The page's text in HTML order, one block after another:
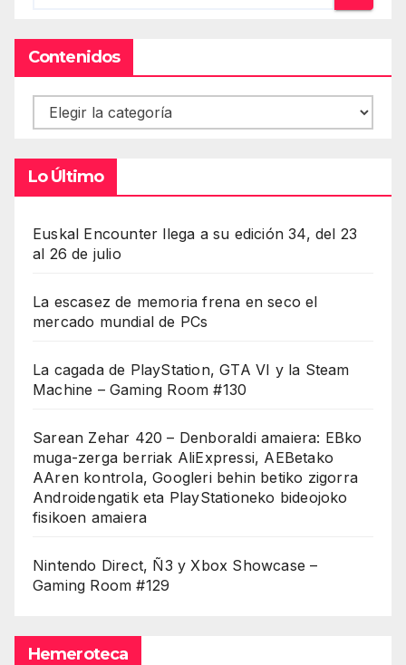
Contenidos
Contenidos
Lo Último
Euskal Encounter llega a su edición 34, del 23
al 26 de julio
La escasez de memoria frena en seco el
mercado mundial de PCs
La cagada de PlayStation, GTA VI y la Steam
Machine – Gaming Room #130
Sarean Zehar 420 – Denboraldi amaiera: EBko
muga-zerga berriak AliExpressi, AEBetako
AAren kontrola, Googleri behin betiko zigorra
Androidengatik eta PlayStationeko bideojoko
fisikoen amaiera
Nintendo Direct, Ñ3 y Xbox Showcase –
Gaming Room #129
Hemeroteca